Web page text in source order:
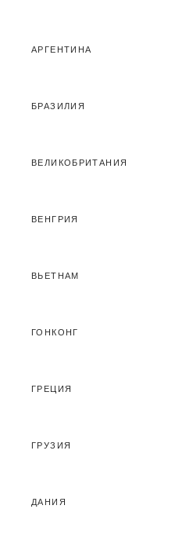
АРГЕНТИНА
БРАЗИЛИЯ
ВЕЛИКОБРИТАНИЯ
ВЕНГРИЯ
ВЬЕТНАМ
ГОНКОНГ
ГРЕЦИЯ
ГРУЗИЯ
ДАНИЯ